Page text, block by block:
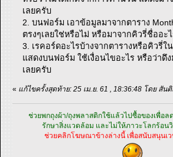
เลยครับ
2. บนฟอร์ม เอาข้อมูลมาจากตาราง
ตรงๆเลยใช่หรือไม่ หรือมาจากคิวรี่ชื่ออะ
3. เรคอร์ดอะไรบ้างจากตารางหรือคิวรี่ใ
แสดงบนฟอร์ม ใช้เงื่อนไขอะไร หรือว่าดึ
เลยครับ
« แก้ไขครั้งสุดท้าย: 25 เม.ย. 61 , 18:36:48 โดย สัน
ช่วยพกถุงผ้า/ถุงพลาสติกใช้แล้วไปซื้อของเพื่อล
รักษาสิ่งแวดล้อม และไม่ให้ภาวะโลกร้อน
ช่วยคลิกโฆษณาข้างล่างนี้ เพื่อสนับสนุนเ